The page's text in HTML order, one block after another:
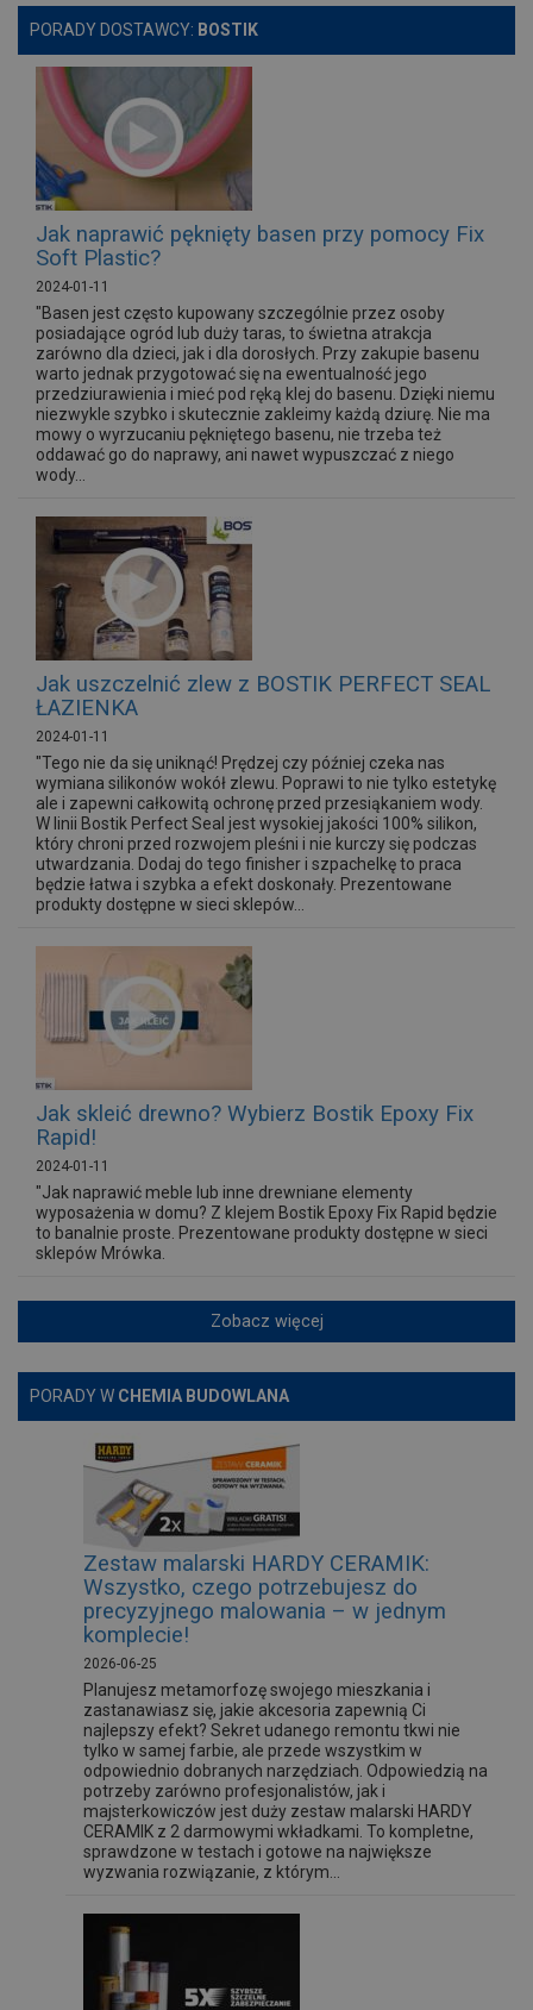
PORADY DOSTAWCY: BOSTIK
Jak naprawić pęknięty basen przy pomocy Fix
Soft Plastic?
2024-01-11
"Basen jest często kupowany szczególnie przez osoby
posiadające ogród lub duży taras, to świetna atrakcja
zarówno dla dzieci, jak i dla dorosłych. Przy zakupie basenu
warto jednak przygotować się na ewentualność jego
przedziurawienia i mieć pod ręką klej do basenu. Dzięki niemu
niezwykle szybko i skutecznie zakleimy każdą dziurę. Nie ma
mowy o wyrzucaniu pękniętego basenu, nie trzeba też
oddawać go do naprawy, ani nawet wypuszczać z niego
wody...
Jak uszczelnić zlew z BOSTIK PERFECT SEAL
ŁAZIENKA
2024-01-11
"Tego nie da się uniknąć! Prędzej czy później czeka nas
wymiana silikonów wokół zlewu. Poprawi to nie tylko estetykę
ale i zapewni całkowitą ochronę przed przesiąkaniem wody.
W linii Bostik Perfect Seal jest wysokiej jakości 100% silikon,
który chroni przed rozwojem pleśni i nie kurczy się podczas
utwardzania. Dodaj do tego finisher i szpachelkę to praca
będzie łatwa i szybka a efekt doskonały. Prezentowane
produkty dostępne w sieci sklepów...
Jak skleić drewno? Wybierz Bostik Epoxy Fix
Rapid!
2024-01-11
"Jak naprawić meble lub inne drewniane elementy
wyposażenia w domu? Z klejem Bostik Epoxy Fix Rapid będzie
to banalnie proste. Prezentowane produkty dostępne w sieci
sklepów Mrówka.
Zobacz więcej
PORADY W CHEMIA BUDOWLANA
Zestaw malarski HARDY CERAMIK:
Wszystko, czego potrzebujesz do
precyzyjnego malowania – w jednym
komplecie!
2026-06-25
Planujesz metamorfozę swojego mieszkania i
zastanawiasz się, jakie akcesoria zapewnią Ci
najlepszy efekt? Sekret udanego remontu tkwi nie
tylko w samej farbie, ale przede wszystkim w
odpowiednio dobranych narzędziach. Odpowiedzią na
potrzeby zarówno profesjonalistów, jak i
majsterkowiczów jest duży zestaw malarski HARDY
CERAMIK z 2 darmowymi wkładkami. To kompletne,
sprawdzone w testach i gotowe na największe
wyzwania rozwiązanie, z którym...